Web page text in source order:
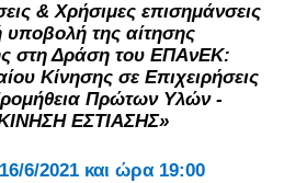
& Χρήσιμες επισημάνσεις
υποβολή της αίτησης
στη Δράση του ΕΠΑνΕΚ:
Κίνησης σε Επιχειρήσεις
Πρώτων Υλών -
ΕΣΤΙΑΣΗΣ»
6/2021 και ώρα 19:00